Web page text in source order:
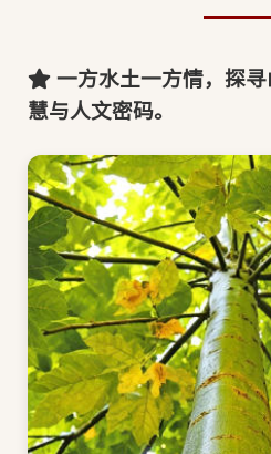
一方水土一方情，探
慧与人文密码。